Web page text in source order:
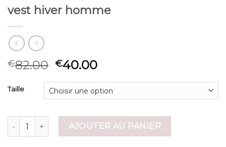
vest hiver homme
€82.00 €40.00
Taille
quantité de vest hiver homme
AJOUTER AU PANIER